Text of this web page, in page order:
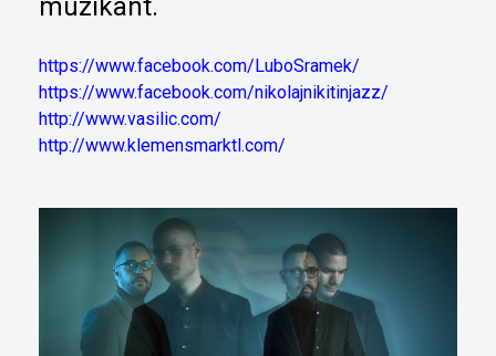
muzikant.
https://www.facebook.com/LuboSramek/
https://www.facebook.com/nikolajnikitinjazz/
http://www.vasilic.com/
http://www.klemensmarktl.com/